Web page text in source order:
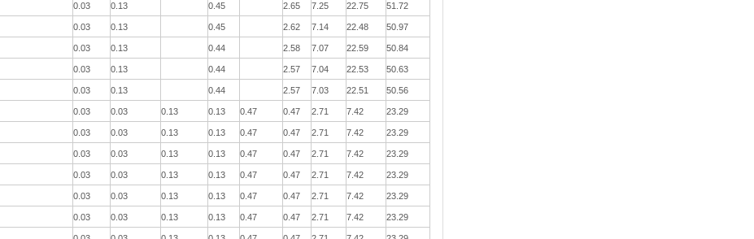
0.03 0.13 0.45 2.65 7.25 22.75 51.72
0.03 0.13 0.45 2.62 7.14 22.48 50.97
0.03 0.13 0.44 2.58 7.07 22.59 50.84
0.03 0.13 0.44 2.57 7.04 22.53 50.63
0.03 0.13 0.44 2.57 7.03 22.51 50.56
0.03 0.03 0.13 0.13 0.47 0.47 2.71 7.42 23.29
0.03 0.03 0.13 0.13 0.47 0.47 2.71 7.42 23.29
0.03 0.03 0.13 0.13 0.47 0.47 2.71 7.42 23.29
0.03 0.03 0.13 0.13 0.47 0.47 2.71 7.42 23.29
0.03 0.03 0.13 0.13 0.47 0.47 2.71 7.42 23.29
0.03 0.03 0.13 0.13 0.47 0.47 2.71 7.42 23.29